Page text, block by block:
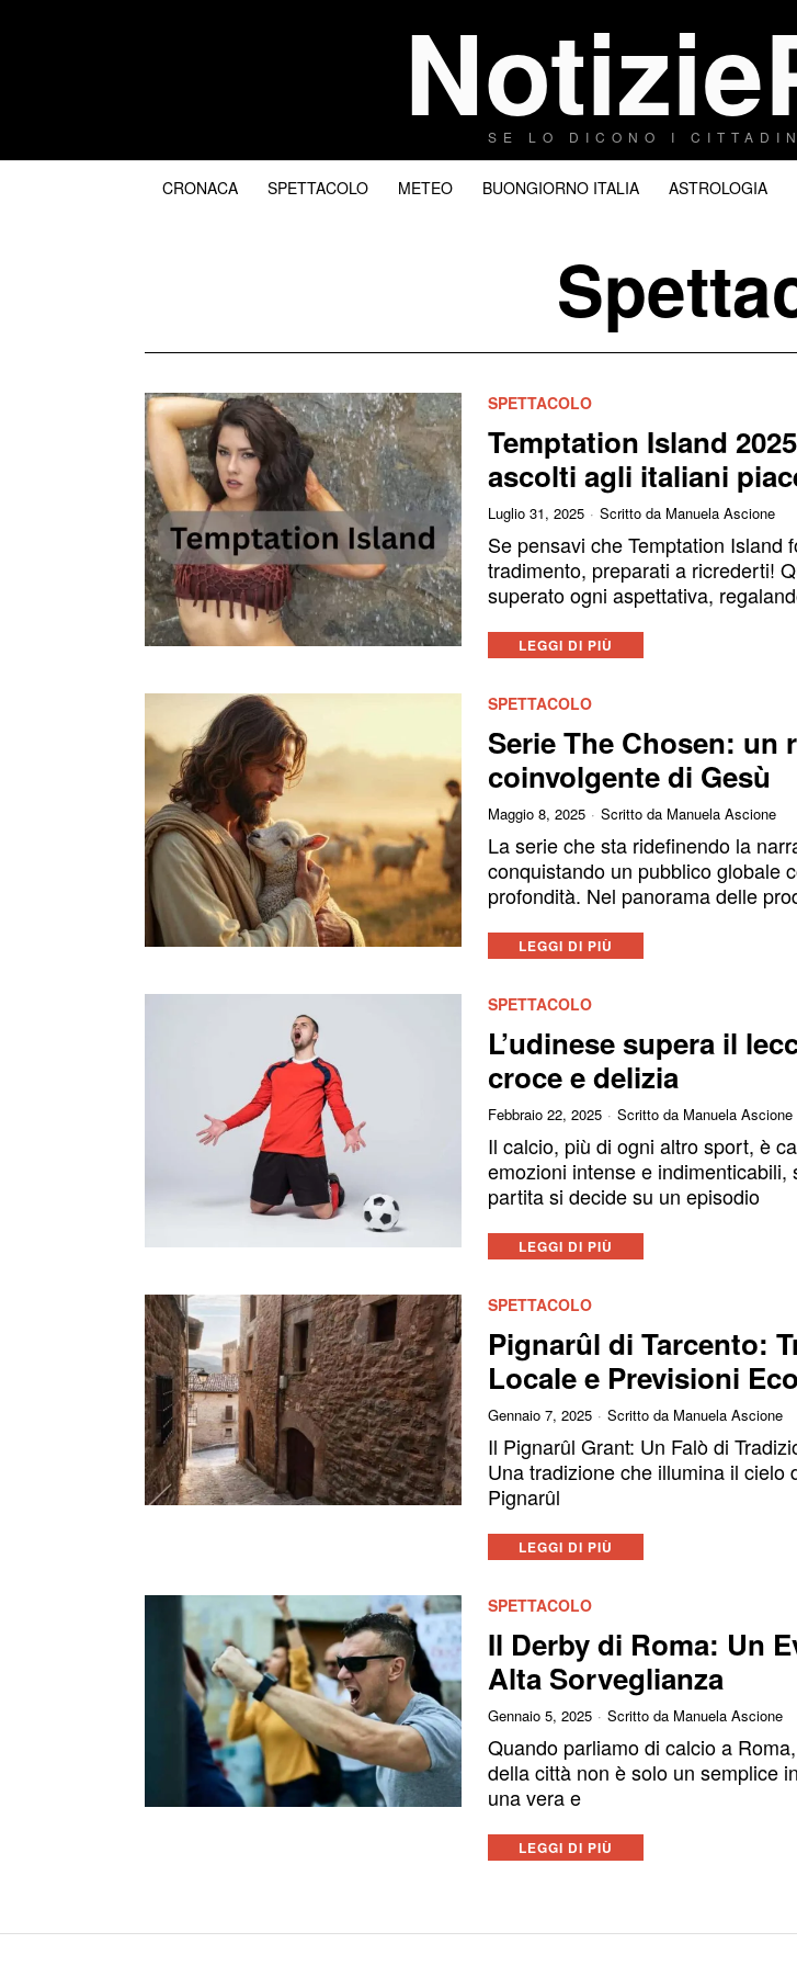
SE LO DICONO I
CRONACA SPETTACOLO METEO BUONGIORNO ITALIA ASTROLOGIA
SPETTACOLO
Temptation Island
ascolti agli italiani
Luglio 31, 2025 Scritto da Manuela Ascione
Se pensavi che Temptation Island
tradimento, preparati a ricrederti!
superato ogni aspettativa,
LEGGI DI PIÙ
SPETTACOLO
Serie The Chosen: un
coinvolgente di Gesù
Maggio 8, 2025 Scritto da Manuela Ascione
La serie che sta ridefinendo la
conquistando un pubblico globale
profondità. Nel panorama delle
LEGGI DI PIÙ
SPETTACOLO
L’udinese supera il
croce e delizia
Febbraio 22, 2025 Scritto da Manuela Ascione
Il calcio, più di ogni altro sport, è
emozioni intense e indimenticabili,
partita si decide su un episodio
LEGGI DI PIÙ
SPETTACOLO
Pignarûl di Tarcento:
Locale e Previsioni
Gennaio 7, 2025 Scritto da Manuela Ascione
Il Pignarûl Grant: Un Falò di
Una tradizione che illumina il cielo
Pignarûl
LEGGI DI PIÙ
SPETTACOLO
Il Derby di Roma: Un
Alta Sorveglianza
Gennaio 5, 2025 Scritto da Manuela Ascione
Quando parliamo di calcio a
della città non è solo un semplice
una vera e
LEGGI DI PIÙ